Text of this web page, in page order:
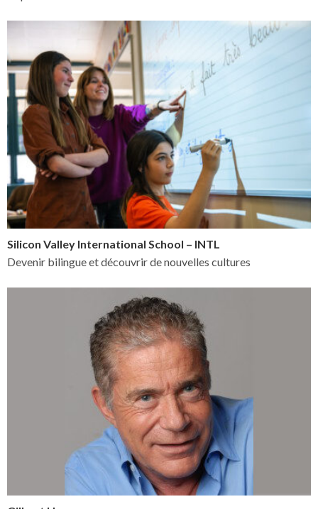
Silicon Valley International School – INTL
Devenir bilingue et découvrir de nouvelles cultures